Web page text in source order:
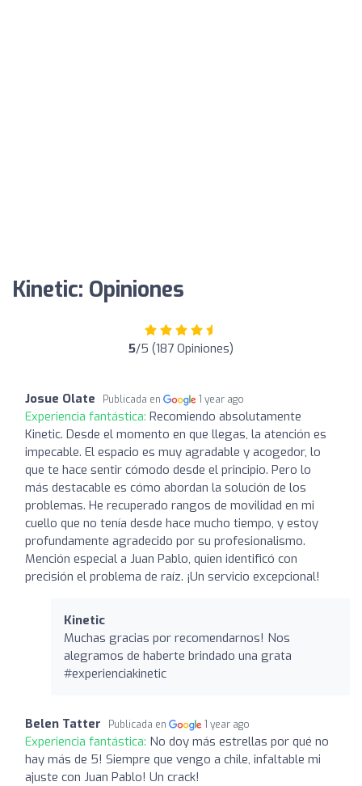
Kinetic: Opiniones
5/5 (187 Opiniones)
Josue Olate Publicada en 1 year ago
Experiencia fantástica: Recomiendo absolutamente
Kinetic. Desde el momento en que llegas, la atención es
impecable. El espacio es muy agradable y acogedor, lo
que te hace sentir cómodo desde el principio. Pero lo
más destacable es cómo abordan la solución de los
problemas. He recuperado rangos de movilidad en mi
cuello que no tenía desde hace mucho tiempo, y estoy
profundamente agradecido por su profesionalismo.
Mención especial a Juan Pablo, quien identificó con
precisión el problema de raíz. ¡Un servicio excepcional!
Kinetic
Muchas gracias por recomendarnos! Nos
alegramos de haberte brindado una grata
#experienciakinetic
Belen Tatter Publicada en 1 year ago
Experiencia fantástica: No doy más estrellas por qué no
hay más de 5! Siempre que vengo a chile, infaltable mi
ajuste con Juan Pablo! Un crack!